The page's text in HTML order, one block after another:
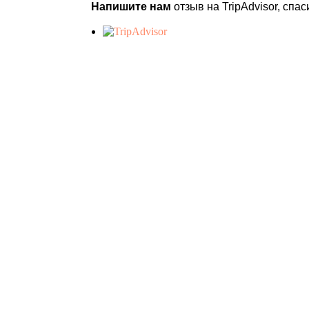
Напишите нам отзыв на TripAdvisor,